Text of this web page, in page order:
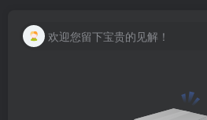
欢迎您留下宝贵的见解！